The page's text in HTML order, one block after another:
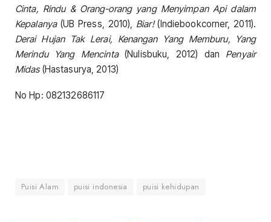
Cinta, Rindu & Orang-orang yang Menyimpan Api dalam
Kepalanya(UB Press, 2010), Biar!(Indiebookcorner, 2011).
Derai Hujan Tak Lerai, Kenangan Yang Memburu, Yang
Merindu Yang Mencinta(Nulisbuku, 2012) dan Penyair
Midas(Hastasurya, 2013)
No Hp: 082132686117
Puisi Alam puisi indonesia puisi kehidupan